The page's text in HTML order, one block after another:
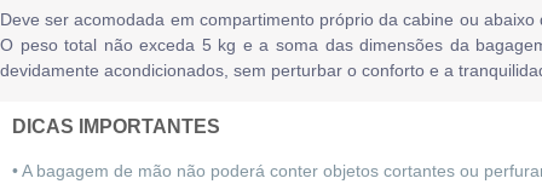
Deve ser acomodada em compartimento próprio da cabine ou
O peso total não exceda 5 kg e a soma das dimensões da
devidamente acondicionados, sem perturbar o conforto e a
DICAS IMPORTANTES
• A bagagem de mão não poderá conter objetos cortantes ou